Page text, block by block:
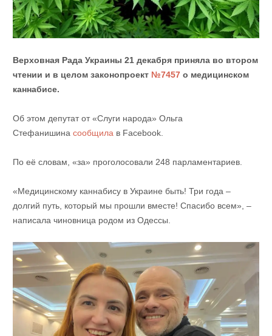
Верховная Рада Украины 21 декабря приняла во втором
чтении и в целом законопроект №7457о медицинском
каннабисе.
Об этом депутат от «Слуги народа» Ольга
Стефанишина сообщилав Facebook.
По её словам, «за» проголосовали 248 парламентариев.
«Медицинскому каннабису в Украине быть! Три года –
долгий путь, который мы прошли вместе! Спасибо всем», –
написала чиновница родом из Одессы.